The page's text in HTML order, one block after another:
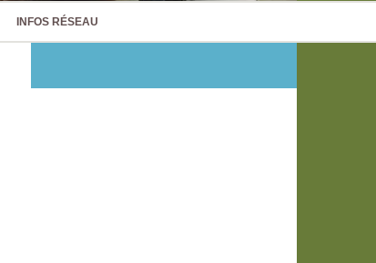
INFOS RÉSEAU